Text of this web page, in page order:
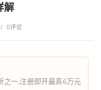
解
/ 0评论
之一,注册即开最高6万元